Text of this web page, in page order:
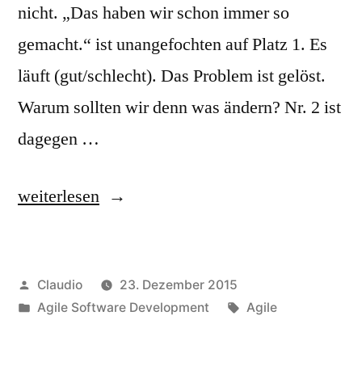
nicht. „Das haben wir schon immer so
gemacht.“ ist unangefochten auf Platz 1. Es
läuft (gut/schlecht). Das Problem ist gelöst.
Warum sollten wir denn was ändern? Nr. 2 ist
dagegen …
„Top
Sprüche
weiterlesen
Veröffentlicht
von
Claudio
23. Dezember 2015
Veröffentlicht
Agile Software Development Schlagwörter:
Agile